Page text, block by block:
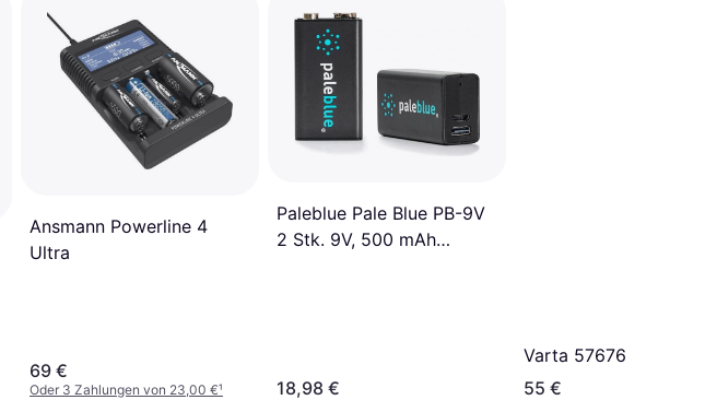
Ansmann Powerline 4
Ultra
69 €
Oder 3 Zahlungen von 23,00 €¹
Paleblue Pale Blue PB-9V
2 Stk. 9V, 500 mAh
18,98 €
Varta 57676
55 €